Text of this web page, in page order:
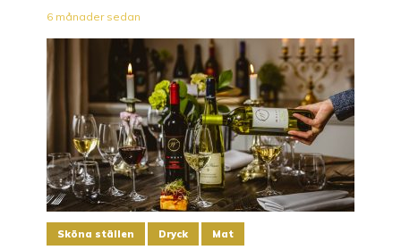
6 månader sedan
Sköna ställen Dryck Mat